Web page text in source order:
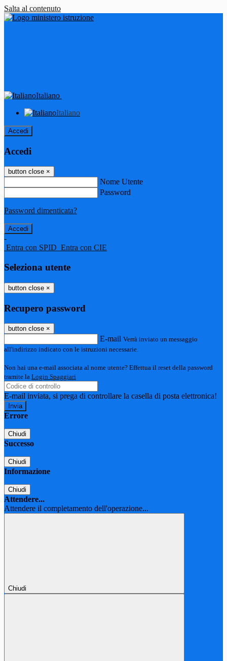
Salta al contenuto
Italiano
Italiano
Accedi
Accedi
button close ×
Nome Utente
Password
Password dimenticata?
-
Entra con SPID Entra con CIE
Seleziona utente
button close ×
Recupero password
button close ×
E-mail Verrà inviato un messaggio
all'indirizzo indicato con le istruzioni necessarie.
Non hai una e-mail associata al nome utente? Effettua il reset della password
tramite la Login Spaggiari
E-mail inviata, si prega di controllare la casella di posta elettronica!
Errore
Chiudi
Successo
Chiudi
Informazione
Chiudi
Attendere...
Attendere il completamento dell'operazione...
Chiudi